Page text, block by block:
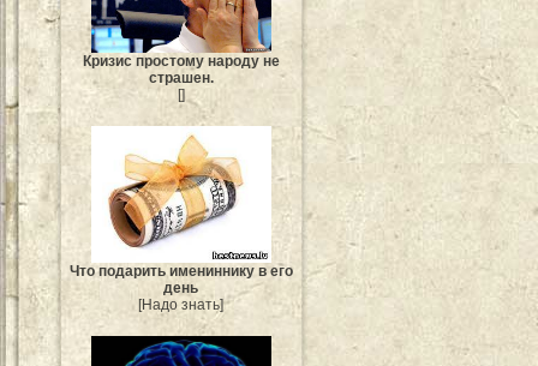
Кризис простому народу не
страшен.
[]
Что подарить имениннику в его
день
[Надо знать]